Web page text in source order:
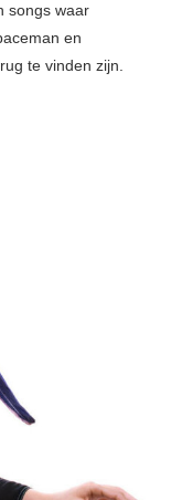
songs waar
en
te vinden zijn.